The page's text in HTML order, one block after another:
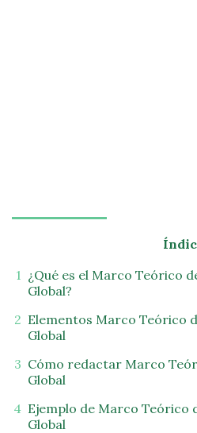
¿Qué es el Marco Teórico
Global?
Elementos Marco Teórico
Global
Cómo redactar Marco
Global
Ejemplo de Marco Teórico
Global